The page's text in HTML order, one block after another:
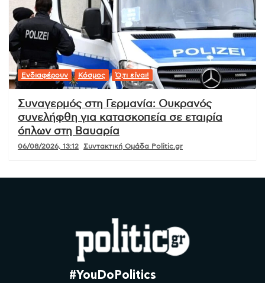
Ενδιαφέρουν Κόσμος Ό,τι είναι!
Συναγερμός στη Γερμανία: Ουκρανός
συνελήφθη για κατασκοπεία σε εταιρία
όπλων στη Βαυαρία
06/08/2026, 13:12 Συντακτική Ομάδα Politic.gr
#YouDoPolitics